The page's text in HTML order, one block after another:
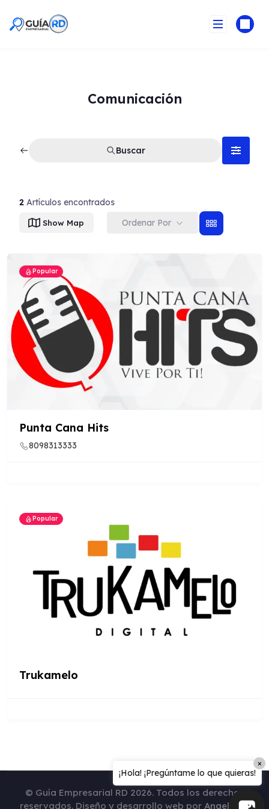
Comunicación
Buscar
2 Artículos encontrados
Show Map Ordenar Por
Popular
Punta Cana Hits
8098313333
Popular
Trukamelo
© Guía Empresarial RD 2026. Todos los derechos
reservados. Diseño y desarrollo web por Angelm2b
¡Hola! ¿En qué puedo ayudarte?
¡Hola! ¡Pregúntame lo que quieras!
×